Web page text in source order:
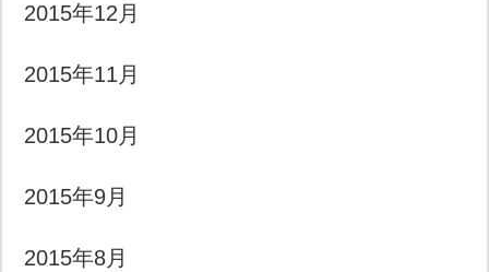
2015年12月
2015年11月
2015年10月
2015年9月
2015年8月